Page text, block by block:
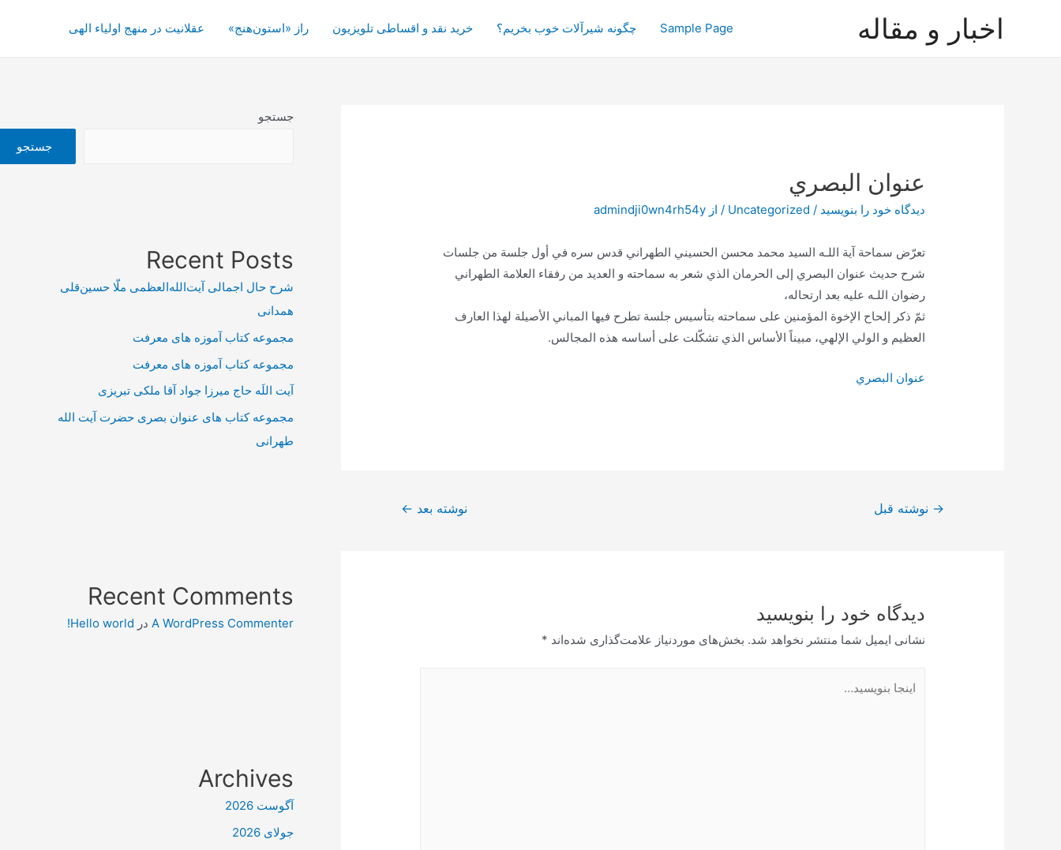
اخبار و مقاله Sample Page چگونه شیرآلات خوب بخریم؟ خرید نقد و اقساطی تلویزیون راز «استون‌هنج» عقلانیت در منهج اولیاء الهی
عنوان البصري
دیدگاه‌ خود را بنویسید /
Uncategorized / از admindji0wn4rh54y
تعرّض سماحة آية اللـه السيد محمد محسن الحسيني الطهراني قدس سره في أول جلسة من جلسات
شرح حديث عنوان البصري إلى الحرمان الذي شعر به سماحته و العديد من رفقاء العلامة الطهراني
رضوان اللـه عليه بعد ارتحاله،
ثمّ ذكر إلحاح الإخوة المؤمنين على سماحته بتأسيس جلسة تطرح فيها المباني الأصيلة لهذا العارف
العظيم و الولي الإلهي، مبيناً الأساس الذي تشكّلت على أساسه هذه المجالس.
عنوان البصري
→ نوشته قبل نوشته بعد ←
دیدگاه‌ خود را بنویسید
نشانی ایمیل شما منتشر نخواهد شد. بخش‌های موردنیاز علامت‌گذاری شده‌اند *
بنویسید…
جستجو
جستجو
Recent Posts
شرح حال اجمالی آیت‌الله‌العظمی ملّا حسین‌قلی
همدانی
مجموعه کتاب آموزه های معرفت
مجموعه کتاب آموزه های معرفت
آیت اللَه حاج میرزا جواد آقا ملکی تبریزی
مجموعه کتاب های عنوان بصری حضرت آیت الله
طهرانی
Recent Comments
A WordPress Commenter در Hello world!
Archives
آگوست 2026
جولای 2026